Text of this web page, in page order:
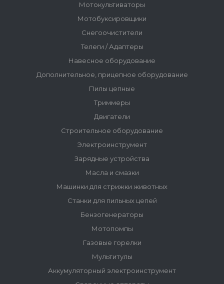
Мотокультиваторы
Мотобуксировщики
Снегоочистители
Телеги / Адаптеры
Навесное оборудование
Дополнительное, прицепное оборудование
Пилы цепные
Триммеры
Двигатели
Строительное оборудование
Электроинструмент
Зарядные устройства
Масла и смазки
Машинки для стрижки животных
Станки для пильных цепей
Бензогенераторы
Мотопомпы
Газовые горелки
Мультитулы
Аккумуляторный электроинструмент